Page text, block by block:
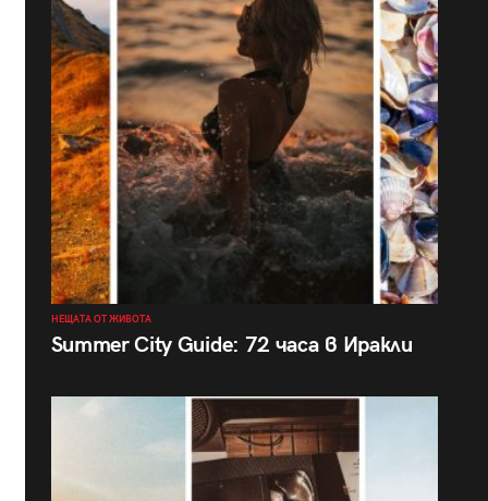
НЕЩАТА ОТ ЖИВОТА
Summer City Guide: 72 часа в Иракли